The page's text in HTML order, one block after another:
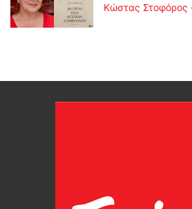
Κώστας Στοφόρος